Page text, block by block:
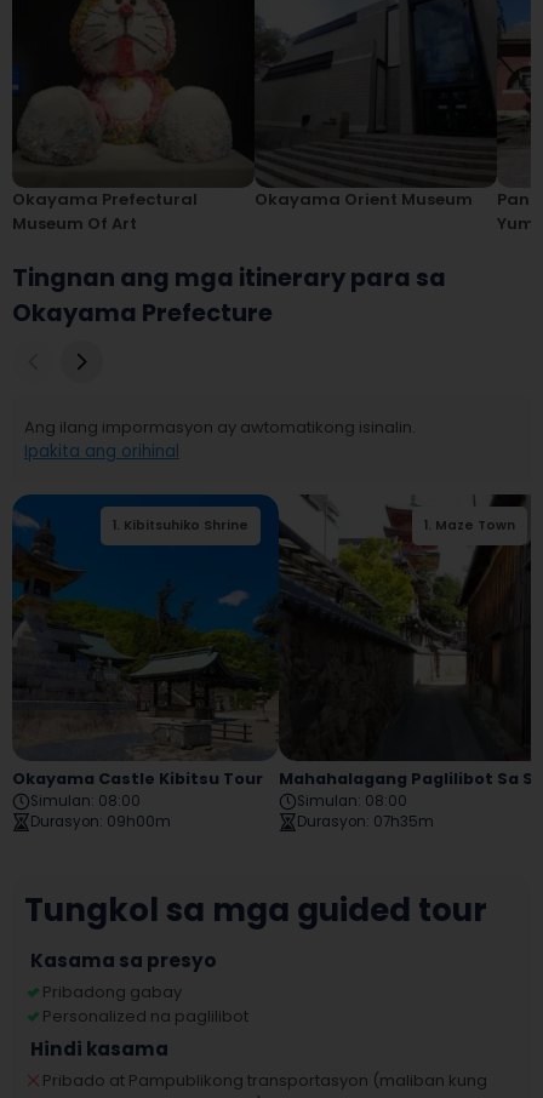
Okayama Prefectural
Museum Of Art
Okayama Orient Museum
Tingnan ang mga itinerary para sa
Okayama Prefecture
Ang ilang impormasyon ay awtomatikong isinalin.
Ipakita ang orihinal
1. Kibitsuhiko Shrine . Kibitsuhiko Shrine
Okayama Castle Kibitsu Tour
Simulan: 08:00
Durasyon: 09h00m
1. Maze Town
Simulan: 08:00
Durasyon: 07h35m
Tungkol sa mga guided tour
Kasama sa presyo
Pribadong gabay
Personalized na paglilibot
Hindi kasama
Pribado at Pampublikong transportasyon (maliban kung